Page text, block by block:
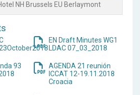
EN Draft Minutes WG1
LDAC 07_03_2018
93
AGENDA 21 reunión
ICCAT 12-19.11.2018
Croacia
NH Brussels EU Berlaymont